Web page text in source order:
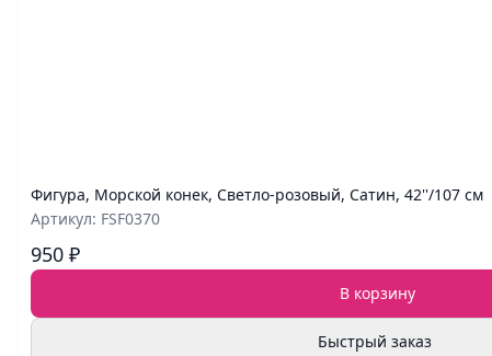
Фигура, Морской конек, Светло-розовый, Сатин, 42''/107 см
Артикул: FSF0370
950 ₽
В корзину
Быстрый заказ